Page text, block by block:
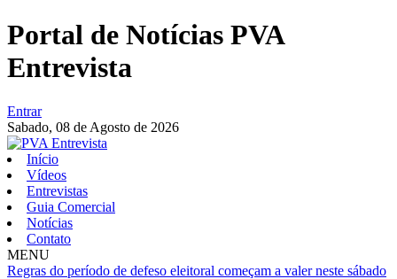
Portal de Notícias PVA
Entrevista
Entrar
Sabado, 08 de Agosto de 2026
Início
Vídeos
Entrevistas
Guia Comercial
Notícias
Contato
MENU
Regras do período de defeso eleitoral começam a valer neste sábado